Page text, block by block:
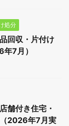
処分
回収・片付け
7月）
舗付き住宅・
2026年7月実